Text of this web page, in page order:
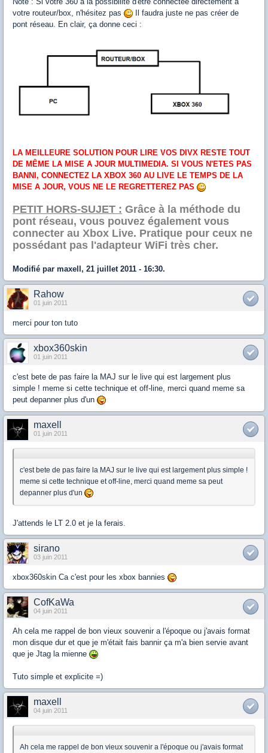
votre routeur/box, n'hésitez pas
Il faudra juste ne pas créer de
pont réseau. En clair, ça donne ceci :
LA MEILLEURE SOLUTION POUR LIRE VOS DIVX RESTE TOUT
DE MÊME LA MISE A JOUR MULTIMEDIA. SI VOUS N'ETES PAS
BANNI, CONNECTEZ LA XBOX 360 AU LIVE LE TEMPS DE LA
MISE A JOUR, VOUS NE LE REGRETTEREZ PAS
PETIT HORS-SUJET : Grâce à la méthode du
pont réseau, vous pouvez également vous
connecter au Xbox Live. Pratique pour ceux ne
possédant pas l'adapteur WiFi très cher.
Modifié par maxell, 21 juillet 2011 - 16:30.
Rahow
01 juin 2011
merci pour ton tuto
xbox360skin
01 juin 2011
c'est bete de pas faire la MAJ sur le live qui est largement plus
simple ! meme si cette technique et off-line, merci quand meme sa
peut depanner plus d'un
maxell
01 juin 2011
c'est bete de pas faire la MAJ sur le live qui est largement plus simple !
meme si cette technique et off-line, merci quand meme sa peut
depanner plus d'un
J'attends le LT 2.0 et je la ferais.
sirano
03 juin 2011
xbox360skin Ca c'est pour les xbox bannies
CofKaWa
04 juin 2011
Ah cela me rappel de bon vieux souvenir a l'époque ou j'avais format
mon disque dur et que je m'était fais bannir ça m'a bien servie avant
que je Jtag la mienne
Tuto simple et explicite =)
maxell
04 juin 2011
Ah cela me rappel de bon vieux souvenir a l'époque ou j'avais format